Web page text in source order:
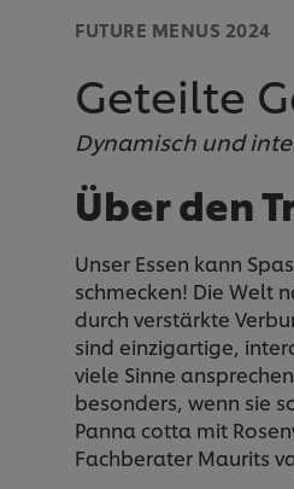
FUTURE MENUS​ 2024
Geteilte
Dynamisch und
Über den
Unser Essen kann
schmecken! Die Welt
durch verstärkte
sind einzigartige,
viele Sinne
besonders, wenn sie
Panna cotta mit
Fachberater Maurits